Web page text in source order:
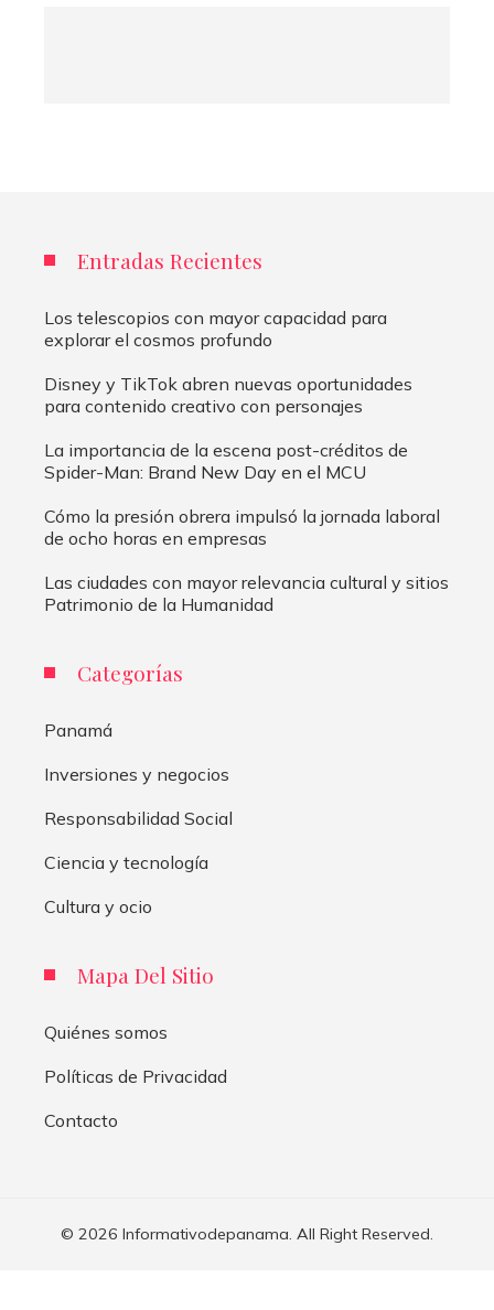
Entradas Recientes
Los telescopios con mayor capacidad para
explorar el cosmos profundo
Disney y TikTok abren nuevas oportunidades
para contenido creativo con personajes
La importancia de la escena post-créditos de
Spider-Man: Brand New Day en el MCU
Cómo la presión obrera impulsó la jornada laboral
de ocho horas en empresas
Las ciudades con mayor relevancia cultural y sitios
Patrimonio de la Humanidad
Categorías
Panamá
Inversiones y negocios
Responsabilidad Social
Ciencia y tecnología
Cultura y ocio
Mapa Del Sitio
Quiénes somos
Políticas de Privacidad
Contacto
© 2026 Informativodepanama. All Right Reserved.